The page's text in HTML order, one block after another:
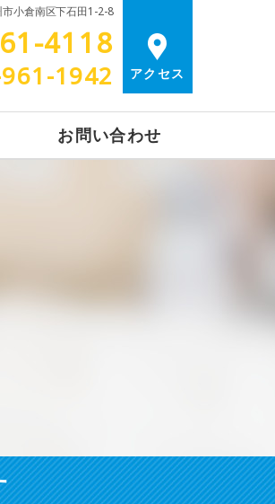
小倉南区下石田1-2-8
4118
1942 アクセス
お問い合わせ